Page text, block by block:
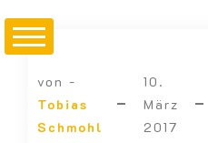
von -
Tobias
Schmohl
10.
März
2017